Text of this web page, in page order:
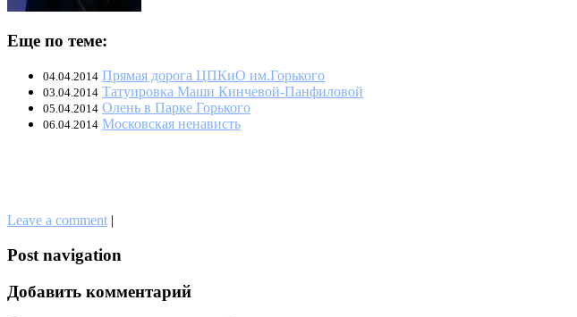
Еще по теме:
04.04.2014 Прямая дорога ЦПКиО им.Горького
03.04.2014 Татуировка Маши Кинчевой-Панфиловой
05.04.2014 Олень в Парке Горького
06.04.2014 Московская ненависть
Leave a comment |
Post navigation
Добавить комментарий